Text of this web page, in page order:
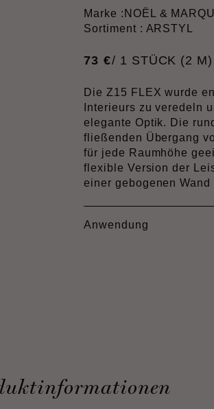
Marke : NOËL &
Sortiment : ARSTYL
73 €/ 1 STÜCK (2 M)
Die Z15 FLEX wurde
Interieurs zu veredeln
elegante Optik. Die
fließenden Übergang
für jede Raumhöhe
flexible Version der
einer gebogenen
Anwendung